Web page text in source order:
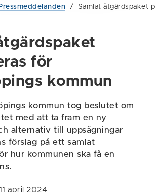
/ Samlat åtgärdspaket
för
kommun
kommun tog beslutet om
med att ta fram en ny
alternativ till uppsägningar
förslag på ett samlat
hur kommunen ska få en
april 2024